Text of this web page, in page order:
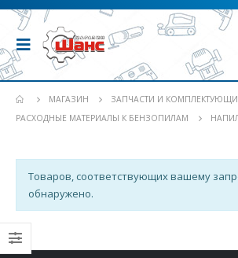
МАГАЗИН
ЗАПЧАСТИ И
РАСХОДНЫЕ МАТЕРИАЛЫ К БЕНЗОПИЛАМ
Товаров, соответствующих вашему
обнаружено.